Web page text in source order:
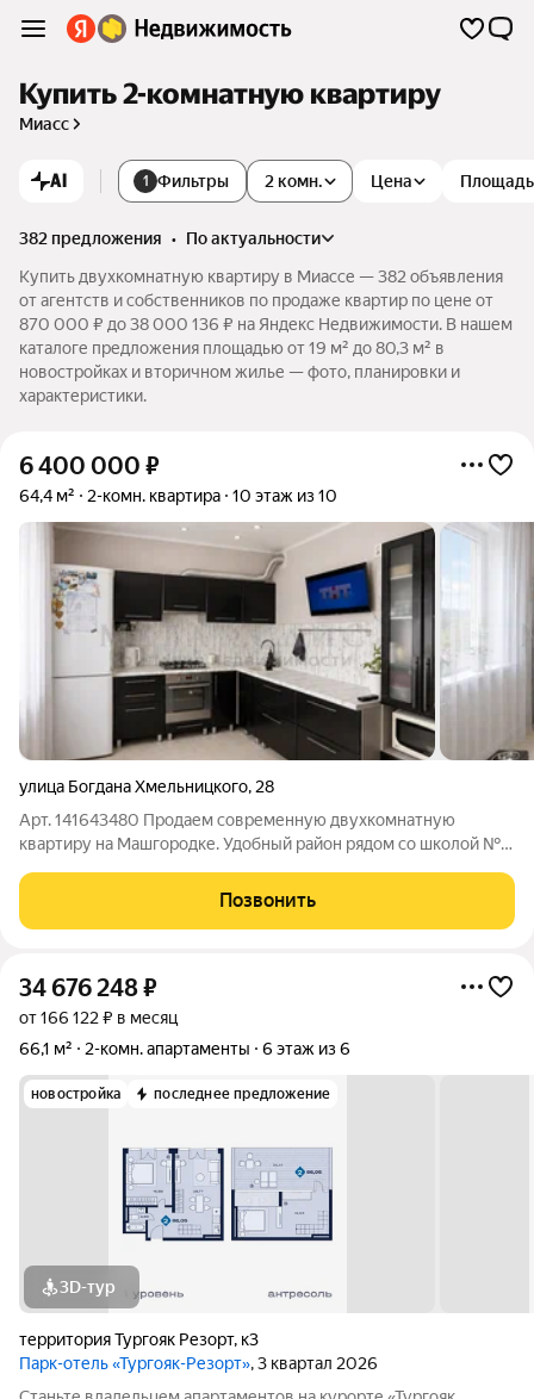
Купить 2-комнатную квартиру
Миасс
AI 1 Фильтры 2 комн. Цена Площадь
382 предложения •
по актуальности
Купить двухкомнатную квартиру в Миассе — 382 объявления
от агентств и собственников по продаже квартир по цене от
870 000 ₽ до 38 000 136 ₽ на Яндекс Недвижимости. В нашем
каталоге предложения площадью от 19 м² до 80,3 м² в
новостройках и вторичном жилье — фото, планировки и
характеристики.
6 400 000 ₽
64,4 м² 2-комн. квартира 10 этаж из 10
улица Богдана Хмельницкого, 28
Арт. 141643480 Продаем современную двухкомнатную
квартиру на Машгородке. Удобный район рядом со школой №9,
во всех направлениях, в том числе на оз. Тургояк. Дом оснащен
большой парковкой,
Позвонить
34 676 248₽
от 166 122 ₽ в месяц
66,1 м²
2-комн. апартаменты 6 этаж из 6
новостройка последнее предложение
3D-тур
территория Тургояк Резорт, к3
Парк-отель «Тургояк-Резорт», 3 квартал 2026